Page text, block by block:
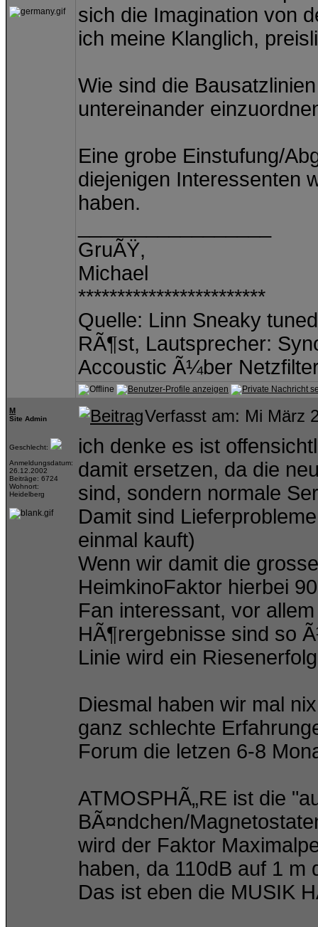
sich die Imagination von
ich meine Klanglich,
Wie sind die
untereinander
Eine grobe Einstufung/
diejenigen Interessenten
haben.
GruÃŸ,
Michael
************************
Quelle: Linn Sneaky
RÃ¶st, Lautsprecher:
Accoustic Ã¼ber
M
Site Admin
Geschlecht:
Anmeldungsdatum:
26.12.2002
Beiträge: 6724
Wohnort:
Heidelberg
Verfasst am: Mi
ich denke es ist
damit ersetzen, da die
sind, sondern normale
Damit sind
einmal kauft)
Wenn wir damit die
HeimkinoFaktor hierbei
Fan interessant, vor
HÃ¶rergebnisse sind so
Linie wird ein
Diesmal haben wir mal
ganz schlechte
Forum die letzen 6-8
ATMOSPHÃ„RE ist die
BÃ¤ndchen/
wird der Faktor
haben, da 110dB auf 1 m
Das ist eben die MUSIK